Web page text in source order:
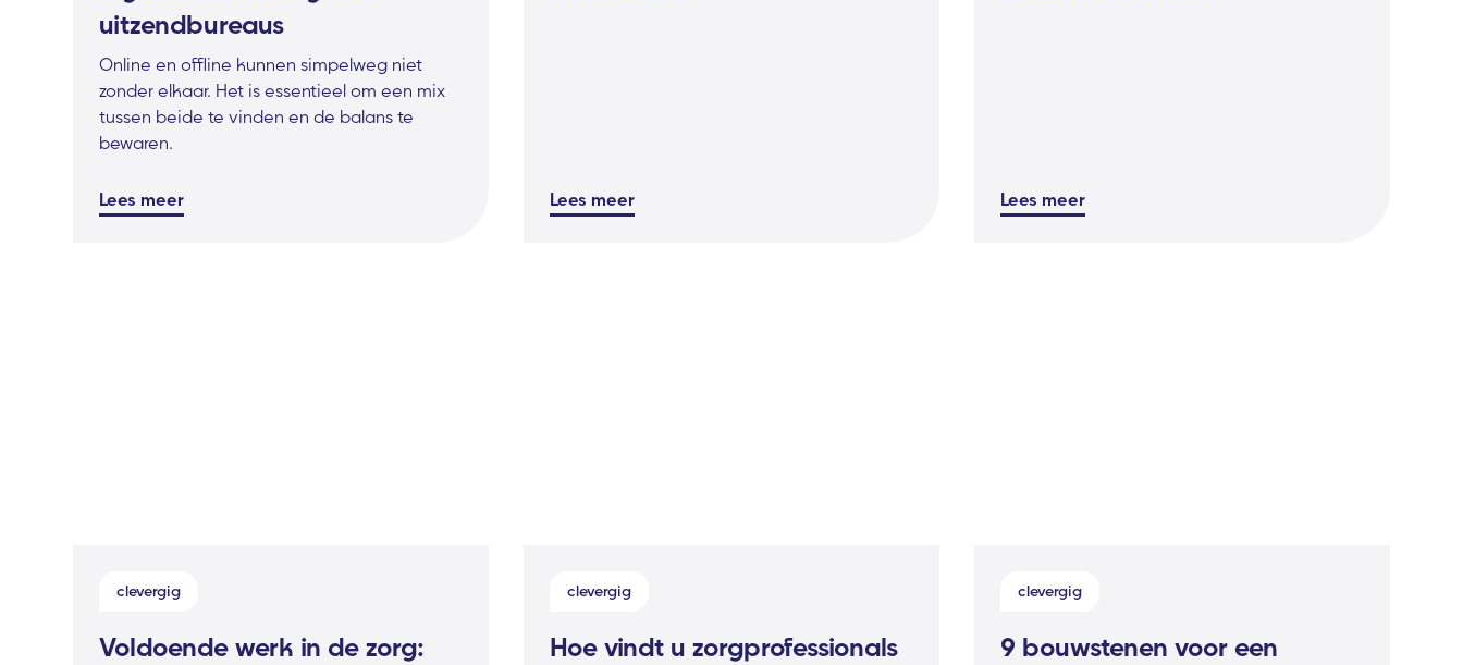
uitzendbureaus
Online en offline kunnen simpelweg niet
zonder elkaar. Het is essentieel om een mix
tussen beide te vinden en de balans te
bewaren.
Lees meer Lees meer Lees meer
clevergig
Voldoende werk in de zorg:
clevergig
Hoe vindt u zorgprofessionals
clevergig
9 bouwstenen voor een